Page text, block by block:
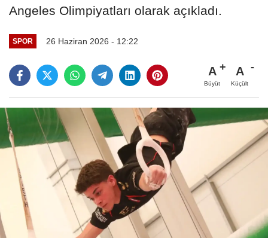
Angeles Olimpiyatları olarak açıkladı.
SPOR 26 Haziran 2026 - 12:22
A
Büyüt
A
Küçült